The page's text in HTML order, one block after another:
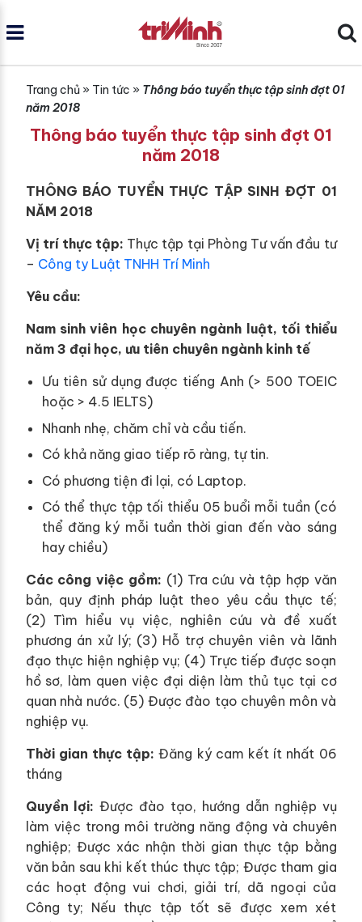
Trang chủ» Tin tức » Thông báo tuyển thực tập sinh đợt 01
năm 2018
Thông báo tuyển thực tập sinh đợt 01
năm 2018
THÔNG BÁO TUYỂN THỰC TẬP SINH ĐỢT 01
NĂM 2018
Vị trí thực tập: Thực tập tại Phòng Tư vấn đầu tư
– Công ty Luật TNHH Trí Minh
Yêu cầu:
Nam sinh viên học chuyên ngành luật, tối thiểu
năm 3 đại học, ưu tiên chuyên ngành kinh tế
Ưu tiên sử dụng được tiếng Anh (> 500 TOEIC
hoặc > 4.5 IELTS)
Nhanh nhẹ, chăm chỉ và cầu tiến.
Có khả năng giao tiếp rõ ràng, tự tin.
Có phương tiện đi lại, có Laptop.
Có thể thực tập tối thiểu 05 buổi mỗi tuần (có
thể đăng ký mỗi tuần thời gian đến vào sáng
hay chiều)
Các công việc gồm: (1) Tra cứu và tập hợp văn
bản, quy định pháp luật theo yêu cầu thực tế;
(2) Tìm hiểu vụ việc, nghiên cứu và đề xuất
phương án xử lý; (3) Hỗ trợ chuyên viên và lãnh
đạo thực hiện nghiệp vụ; (4) Trực tiếp được soạn
hồ sơ, làm quen việc đại diện làm thủ tục tại cơ
quan nhà nước. (5) Được đào tạo chuyên môn và
nghiệp vụ.
Thời gian thực tập: Đăng ký cam kết ít nhất 06
tháng
Quyền lợi:Được đào tạo, hướng dẫn nghiệp vụ
làm việc trong môi trường năng động và chuyên
nghiệp; Được xác nhận thời gian thực tập bằng
văn bản sau khi kết thúc thực tập; Được tham gia
các hoạt động vui chơi, giải trí, dã ngoại của
Công ty; Nếu thực tập tốt sẽ được xem xét